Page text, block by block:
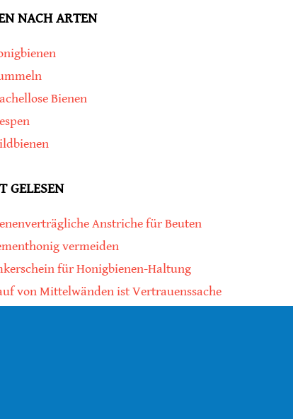
NACH ARTEN
Bienen
GELESEN
Anstriche für Beuten
vermeiden
für Honigbienen-Haltung
von Mittelwänden ist Vertrauenssache